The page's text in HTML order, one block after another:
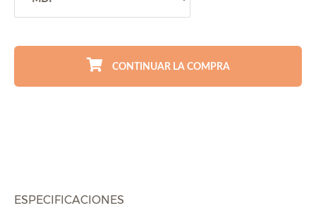
CONTINUAR LA COMPRA
ESPECIFICACIONES